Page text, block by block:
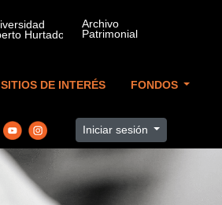
SITIOS DE INTERÉS FONDOS
Iniciar sesión